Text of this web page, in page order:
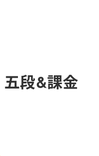
五段&課金